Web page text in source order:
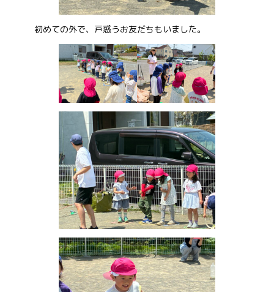
初めての外で、戸惑うお友だちもいました。